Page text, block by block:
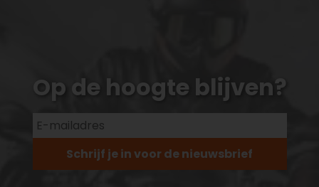
Op de hoogte blijven?
Schrijf je in voor de nieuwsbrief